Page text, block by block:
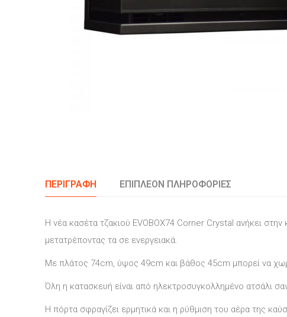
ΠΕΡΙΓΡΑΦΉ ΕΠΙΠΛΈΟΝ ΠΛΗΡΟΦΟΡΊΕΣ
Η νέα κασέτα τζακιού EVOBOX74 Corner Crystal ανήκει
μετατρέποντας τα σε ενεργειακά.
Με πλάτος 74cm, ύψος 49cm και βάθος 45cm μπορεί να
Όλη η κατασκευή είναι από ηλεκτροσυγκολλημένο ατσάλι
Η πόρτα σφραγίζει ερμητικά και η ρύθμιση του αέρα της